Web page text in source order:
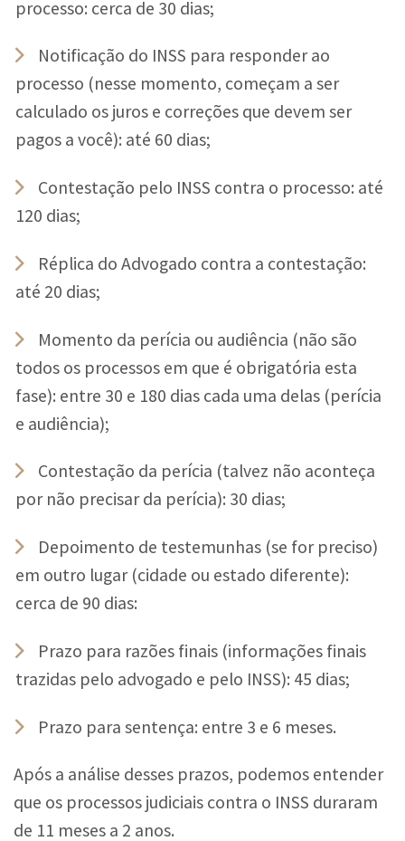
processo: cerca de 30 dias;
Notificação do INSS para responder ao
processo (nesse momento, começam a ser
calculado os juros e correções que devem ser
pagos a você): até 60 dias;
Contestação pelo INSS contra o processo: até
120 dias;
Réplica do Advogado contra a contestação:
até 20 dias;
Momento da perícia ou audiência (não são
todos os processos em que é obrigatória esta
fase): entre 30 e 180 dias cada uma delas (perícia
e audiência);
Contestação da perícia (talvez não aconteça
por não precisar da perícia): 30 dias;
Depoimento de testemunhas (se for preciso)
em outro lugar (cidade ou estado diferente):
cerca de 90 dias:
Prazo para razões finais (informações finais
trazidas pelo advogado e pelo INSS): 45 dias;
Prazo para sentença: entre 3 e 6 meses.
Após a análise desses prazos, podemos entender
que os processos judiciais contra o INSS duraram
de 11 meses a 2 anos.